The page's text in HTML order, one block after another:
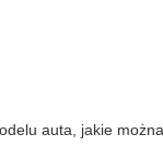
auta, jakie